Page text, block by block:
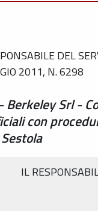
DEL
2011, N. 6298
Srl -
con
IL